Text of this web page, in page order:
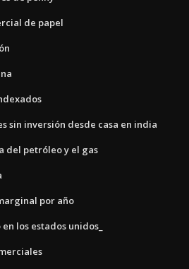
de papel
sin inversión desde casa en india
del petróleo y el gas
por año
los estados unidos_